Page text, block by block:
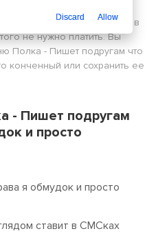
выполнения регистрации, в
не нужно платить. Вы
Полка - Пишет подругам что
конченный или сохранить ее
- Пишет подругам
и просто
я обмудок и просто
ставит в СМСках
Discard Allow